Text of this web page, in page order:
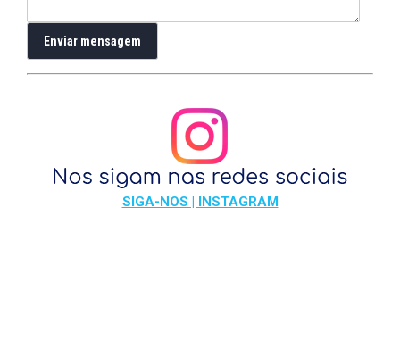
SIGA-NOS | INSTAGRAM